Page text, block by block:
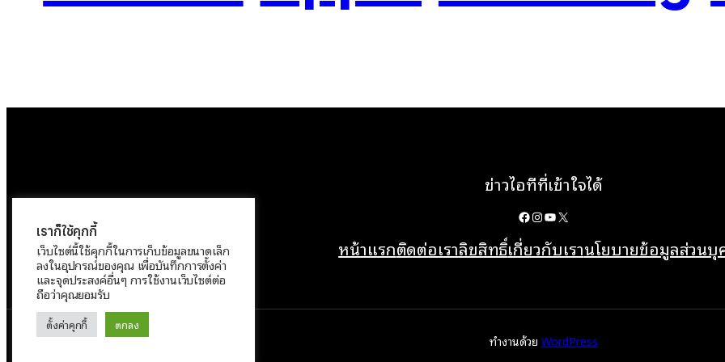
ข่าวไอทีที่เข้าใจได้
Facebook
Instagram
YouTube
X
หน้าแรกติดต่อเราลิขสิทธิ์เกี่ยวกับเรานโยบายข้อมูลส่วน
ทำงานด้วย WordPress
เราก็ใช้คุกกี้
เว็บไซต์นี้ใช้คุกกี้ในการเก็บข้อมูลขนาดเล็ก
ลงในอุปกรณ์ของคุณ เพื่อบันทึกการตั้งค่า
และจุดประสงค์อื่นๆ การใช้งานเว็บไซต์ต่อ
ถือว่าคุณยอมรับ
ตั้งค่าคุกกี้ ตกลง